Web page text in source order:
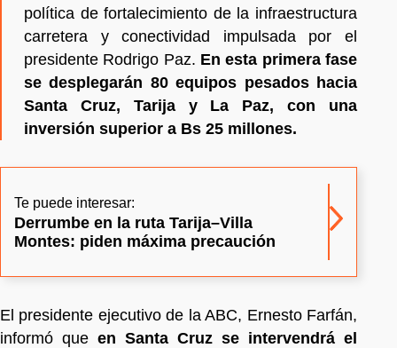
política de fortalecimiento de la infraestructura
carretera y conectividad impulsada por el
presidente Rodrigo Paz. En esta primera fase
se desplegarán 80 equipos pesados hacia
Santa Cruz, Tarija y La Paz, con una
inversión superior a Bs 25 millones.
Te puede interesar:
Derrumbe en la ruta Tarija–Villa
Montes: piden máxima precaución
El presidente ejecutivo de la ABC, Ernesto Farfán,
informó que en Santa Cruz se intervendrá el